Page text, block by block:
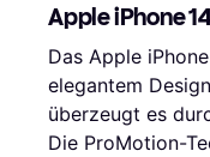
Apple iPhone
Das Apple
elegantem
überzeugt es
Die ProMotion-